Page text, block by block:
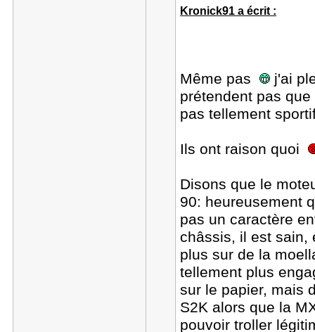
Kronick91 a écrit :
Même pas
j'ai
prétendent pas
pas tellement
Ils ont raison quoi
Disons que le
90: heureusement
pas un caractère
châssis, il est sain,
plus sur de la
tellement plus
sur le papier, mais
S2K alors que la
pouvoir troller